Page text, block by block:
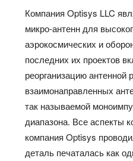
Компания Optisys LLC
микро-антенн для
аэрокосмических и
последних их проектов
реорганизацию антенной
взаимонаправленных
так называемой
диапазона. Все аспекты
компания Optisys
деталь печаталась как